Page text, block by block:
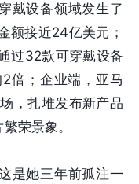
戴设备领域发生了
额接近24亿美元；
过32款可穿戴设备
倍；企业端，亚马
，扎堆发布新产品
荣景象。
是她三年前孤注一